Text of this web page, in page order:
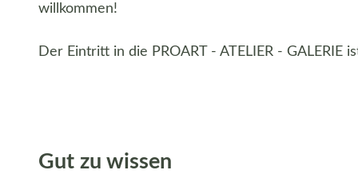
willkommen!
Der Eintritt in die PROART - ATELIER - GALERIE
Gut zu wissen